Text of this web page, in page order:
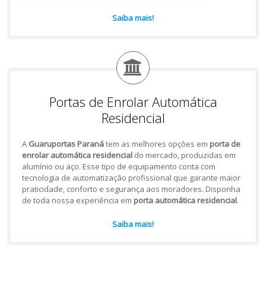
Saiba mais!
Portas de Enrolar Automática
Residencial
A Guaruportas Paranátem as melhores opções em porta de
enrolar automática residencialdo mercado, produzidas em
alumínio ou aço. Esse tipo de equipamento conta com
tecnologia de automatização profissional que garante maior
praticidade, conforto e segurança aos moradores. Disponha
de toda nossa experiência em porta automática residencial.
Saiba mais!